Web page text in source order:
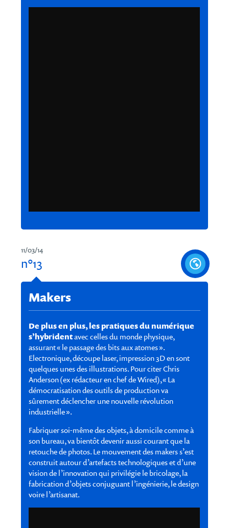
11/03/14
n°13
Makers
De plus en plus, les pratiques du numérique
s’hybridentavec celles du monde physique,
assurant « le passage des bits aux atomes ».
Electronique, découpe laser, impression 3D en sont
quelques unes des illustrations. Pour citer Chris
Anderson (ex rédacteur en chef de Wired), « La
démocratisation des outils de production va
sûrement déclencher une nouvelle révolution
industrielle ».
Fabriquer soi-même des objets, à domicile comme à
son bureau, va bientôt devenir aussi courant que la
retouche de photos. Le mouvement des makers s’est
construit autour d’artefacts technologiques et d’une
vision de l’innovation qui privilégie le bricolage, la
fabrication d’objets conjuguant l’ingénierie, le design
voire l’artisanat.